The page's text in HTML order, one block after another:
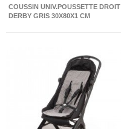
COUSSIN UNIV.POUSSETTE DROIT
DERBY GRIS 30X80X1 CM